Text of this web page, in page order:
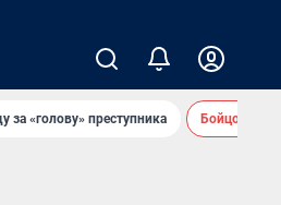
за «голову» преступника Бойцовский